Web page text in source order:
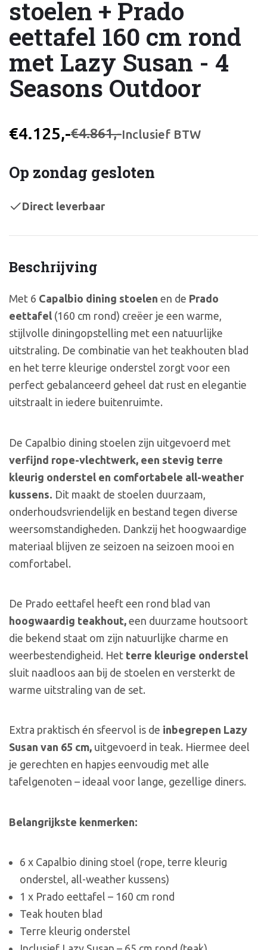
stoelen + Prado
eettafel 160 cm rond
met Lazy Susan - 4
Seasons Outdoor
€4.125,-€4.861,-Inclusief BTW
Beschrijving
Met 6 Capalbio dining stoelen en de Prado
eettafel (160 cm rond) creëer je een warme,
stijlvolle diningopstelling met een natuurlijke
uitstraling. De combinatie van het teakhouten blad
en het terre kleurige onderstel zorgt voor een
perfect gebalanceerd geheel dat rust en elegantie
uitstraalt in iedere buitenruimte.
De Capalbio dining stoelen zijn uitgevoerd met
verfijnd rope-vlechtwerk, een stevig terre
kleurig onderstel en comfortabele all-weather
kussens. Dit maakt de stoelen duurzaam,
onderhoudsvriendelijk en bestand tegen diverse
weersomstandigheden. Dankzij het hoogwaardige
materiaal blijven ze seizoen na seizoen mooi en
comfortabel.
De Prado eettafel heeft een rond blad van
hoogwaardig teakhout, een duurzame houtsoort
die bekend staat om zijn natuurlijke charme en
weerbestendigheid. Het terre kleurige onderstel
sluit naadloos aan bij de stoelen en versterkt de
warme uitstraling van de set.
Extra praktisch én sfeervol is de inbegrepen Lazy
Susan van 65 cm, uitgevoerd in teak. Hiermee deel
je gerechten en hapjes eenvoudig met alle
tafelgenoten – ideaal voor lange, gezellige diners.
Belangrijkste kenmerken:
6 x Capalbio dining stoel (rope, terre kleurig
onderstel, all-weather kussens)
1 x Prado eettafel – 160 cm rond
Teak houten blad
Terre kleurig onderstel
Op zondag gesloten
Direct leverbaar